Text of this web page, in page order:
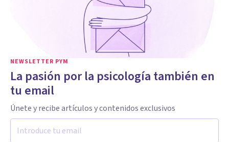
NEWSLETTER PYM
La pasión por la psicología también en
tu email
Únete y recibe artículos y contenidos exclusivos